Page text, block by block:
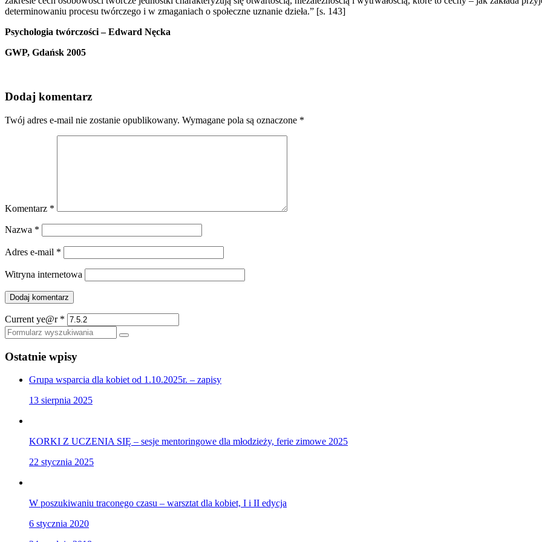
determinowaniu procesu twórczego i w zmaganiach o społeczne uznanie dzieła.” [s. 143]
Psychologia twórczości – Edward Nęcka
GWP, Gdańsk 2005
Dodaj komentarz
Twój adres e-mail nie zostanie opublikowany. Wymagane pola są oznaczone *
Komentarz *
Nazwa *
Adres e-mail *
Witryna internetowa
Current ye@r *
Szukaj
Ostatnie wpisy
Grupa wsparcia dla kobiet od 1.10.2025r. – zapisy
13 sierpnia 2025
KORKI Z UCZENIA SIĘ – sesje mentoringowe dla młodzieży, ferie zimowe 2025
22 stycznia 2025
W poszukiwaniu traconego czasu – warsztat dla kobiet, I i II edycja
6 stycznia 2020